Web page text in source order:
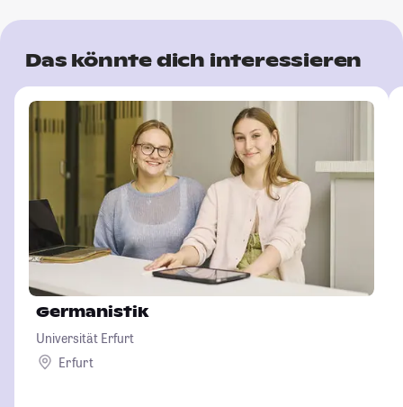
Das könnte dich interessieren
Germanistik
Universität Erfurt
Erfurt